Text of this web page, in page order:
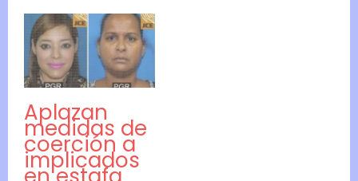
Aplazan
medidas de
coerción a
implicados